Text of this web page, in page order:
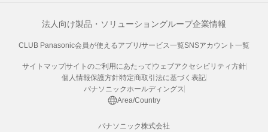
法人向け製品・ソリューショングループ企業情報
CLUB Panasonic会員が使えるアプリ/サービス一覧SNSアカウント一覧
サイトマップサイトのご利用にあたって ウェブアクセシビリティ方針
個人情報保護方針特定商取引法に基づく表記
パナソニックホールディングス
Area/Country
パナソニック株式会社